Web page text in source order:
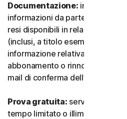
Documentazione: indica tutti i
informazioni da parte nostra che
resi disponibili in relazione al
(inclusi, a titolo esemplificativo e
informazione relativa a
abbonamento o rinnovo, come
mail di conferma dell’iscrizione o
Prova gratuita: servizio offerto
tempo limitato o illimitato.